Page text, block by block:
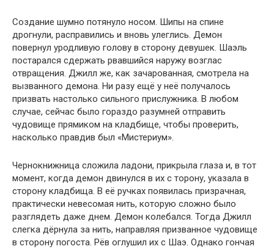
Создание шумно потянуло носом. Шипы на спине
дрогнули, расправились и вновь улеглись. Демон
повернул уродливую голову в сторону девушек. Шаэль
постарался сдержать рвавшийся наружу возглас
отвращения. Джилл же, как зачарованная, смотрела на
вызванного демона. Ни разу ещё у неё получалось
призвать настолько сильного прислужника. В любом
случае, сейчас было гораздо разумней отправить
чудовище прямиком на кладбище, чтобы проверить,
насколько правдив был «Мистериум».
Чернокнижница сложила ладони, прикрыла глаза и, в тот
момент, когда демон двинулся в их с торону, указала в
сторону кладбища. В её ручках появилась призрачная,
практически невесомая нить, которую сложно было
разглядеть даже днем. Демон колебался. Тогда Джилл
слегка дёрнула за нить, направляя призванное чудовище
в сторону погоста. Рёв оглушил их с Шаэ. Однако гончая